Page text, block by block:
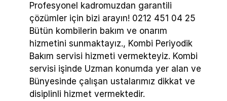
Profesyonel kadromuzdan garantili
çözümler için bizi arayın! 0212 451 04 25
Bütün kombilerin bakım ve onarım
hizmetini sunmaktayız., Kombi Periyodik
Bakım servisi hizmeti vermekteyiz. Kombi
servisi işinde Uzman konumda yer alan ve
Bünyesinde çalışan ustalarımız dikkat ve
disiplinli hizmet vermektedir.